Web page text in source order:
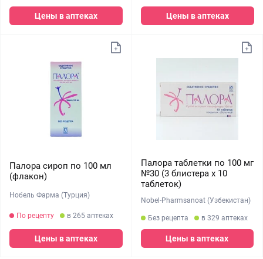
Цены в аптеках Цены в аптеках
Палора сироп по 100 мл
(флакон)
Нобель Фарма (Турция)
По рецепту в 265 аптеках
Цены в аптеках
Палора таблетки по 100 мг
№30 (3 блистера х 10
таблеток)
Nobel-Pharmsanoat (Узбекистан)
Без рецепта в 329 аптеках
Цены в аптеках